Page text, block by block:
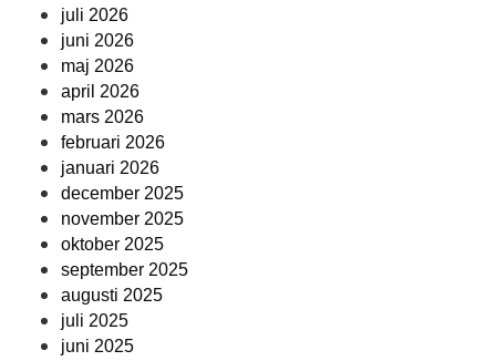
juli 2026
juni 2026
maj 2026
april 2026
mars 2026
februari 2026
januari 2026
december 2025
november 2025
oktober 2025
september 2025
augusti 2025
juli 2025
juni 2025